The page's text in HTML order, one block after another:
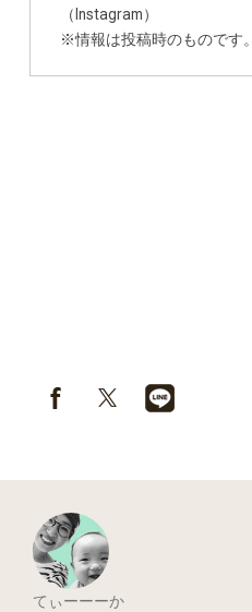
（Instagram）
※情報は投稿時のものです。
てぃーーーか